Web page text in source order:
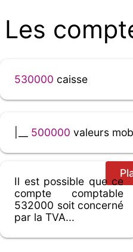
Les
530000 caisse
500000 valeurs
Il est possible que ce
compte comptable
532000 soit concerné
par la TVA...